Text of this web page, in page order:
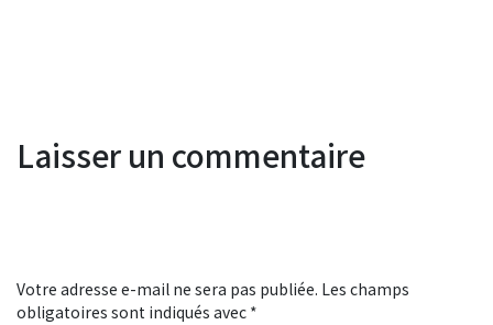
Laisser un commentaire
Votre adresse e-mail ne sera pas publiée. Les champs
obligatoires sont indiqués avec *